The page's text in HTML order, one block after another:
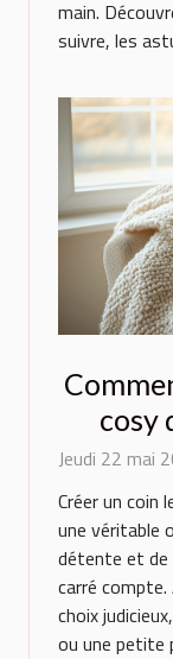
main.
suivre, les
cosy
Jeudi 22 mai
Créer un coin
une véritable
détente et de
carré
choix
ou une petite